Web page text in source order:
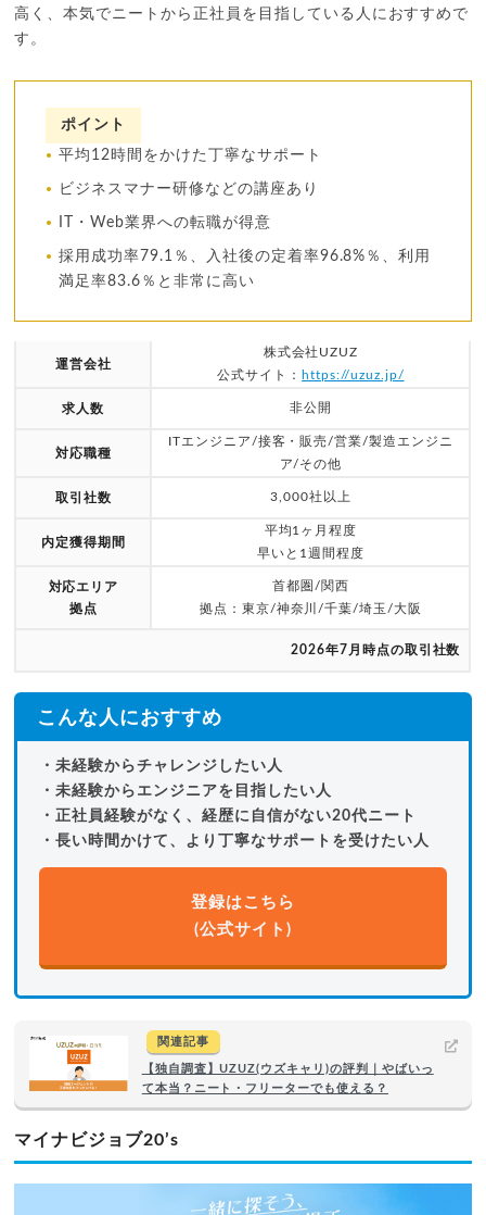
高く、本気でニートから正社員を目指している人におすすめで
す。
ポイント
平均12時間をかけた丁寧なサポート
ビジネスマナー研修などの講座あり
IT・Web業界への転職が得意
採用成功率79.1％、入社後の定着率96.8%％、利用
満足率83.6％と非常に高い
運営会社
株式会社UZUZ
公式サイト：
https://uzuz.jp/
求人数 非公開
対応職種
ITエンジニア/接客・販売/営業/製造エンジニ
ア/その他
取引社数 3,000社以上
内定獲得期間
平均1ヶ月程度
早いと1週間程度
対応エリア
拠点
首都圏/関西
拠点：東京/神奈川/千葉/埼玉/大阪
2026年7月時点の取引社数
こんな人におすすめ
・未経験からチャレンジしたい人
・未経験からエンジニアを目指したい人
・正社員経験がなく、経歴に自信がない20代ニート
・長い時間かけて、より丁寧なサポートを受けたい人
登録はこちら
(公式サイト)
関連記事
【独自調査】UZUZ(ウズキャリ)の評判｜やばいっ
て本当？ニート・フリーターでも使える？
マイナビジョブ20’s